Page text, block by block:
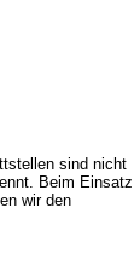
sind nicht
Beim Einsatz
wir den